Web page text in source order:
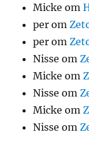
Micke om
per om
per om
Nisse om
Micke om
Nisse om
Micke om
Nisse om